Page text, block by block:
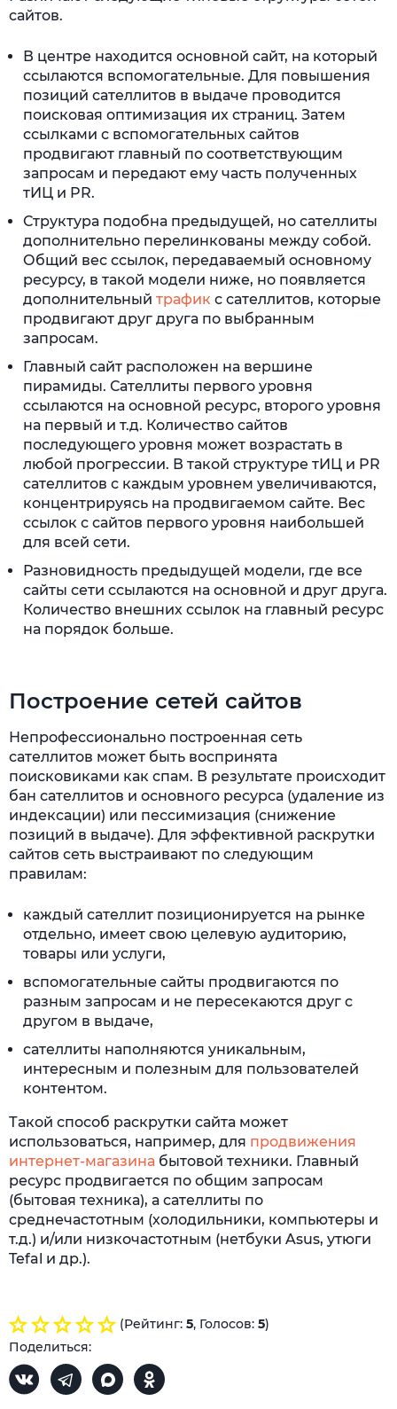
сайтов.
В центре находится основной сайт, на который
ссылаются вспомогательные. Для повышения
позиций сателлитов в выдаче проводится
поисковая оптимизация их страниц. Затем
ссылками с вспомогательных сайтов
продвигают главный по соответствующим
запросам и передают ему часть полученных
тИЦ и PR.
Структура подобна предыдущей, но сателлиты
дополнительно перелинкованы между собой.
Общий вес ссылок, передаваемый основному
ресурсу, в такой модели ниже, но появляется
дополнительный трафик с сателлитов, которые
продвигают друг друга по выбранным
запросам.
Главный сайт расположен на вершине
пирамиды. Сателлиты первого уровня
ссылаются на основной ресурс, второго уровня
на первый и т.д. Количество сайтов
последующего уровня может возрастать в
любой прогрессии. В такой структуре тИЦ и PR
сателлитов с каждым уровнем увеличиваются,
концентрируясь на продвигаемом сайте. Вес
ссылок с сайтов первого уровня наибольшей
для всей сети.
Разновидность предыдущей модели, где все
сайты сети ссылаются на основной и друг друга.
Количество внешних ссылок на главный ресурс
на порядок больше.
Построение сетей сайтов
Непрофессионально построенная сеть
сателлитов может быть воспринята
поисковиками как спам. В результате происходит
бан сателлитов и основного ресурса (удаление из
индексации) или пессимизация (снижение
позиций в выдаче). Для эффективной раскрутки
сайтов сеть выстраивают по следующим
правилам:
каждый сателлит позиционируется на рынке
отдельно, имеет свою целевую аудиторию,
товары или услуги,
вспомогательные сайты продвигаются по
разным запросам и не пересекаются друг с
другом в выдаче,
сателлиты наполняются уникальным,
интересным и полезным для пользователей
контентом.
Такой способ раскрутки сайта может
использоваться, например, для продвижения
интернет-магазина бытовой техники. Главный
ресурс продвигается по общим запросам
(бытовая техника), а сателлиты по
среднечастотным (холодильники, компьютеры и
т.д.) и/или низкочастотным (нетбуки Asus, утюги
Tefal и др.).
(Рейтинг: 5, Голосов: 5)
Поделиться: